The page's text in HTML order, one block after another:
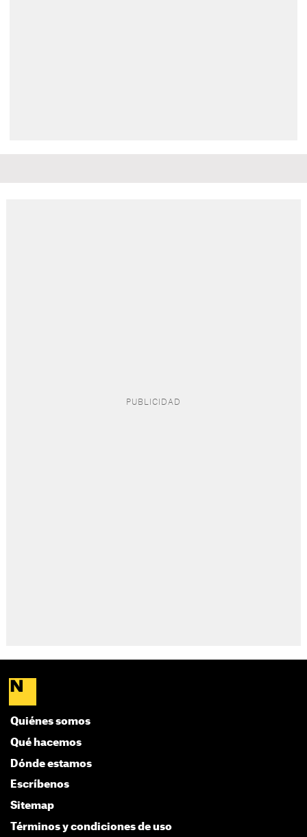
Quiénes somos
Qué hacemos
Dónde estamos
Escríbenos
Sitemap
Términos y condiciones de uso